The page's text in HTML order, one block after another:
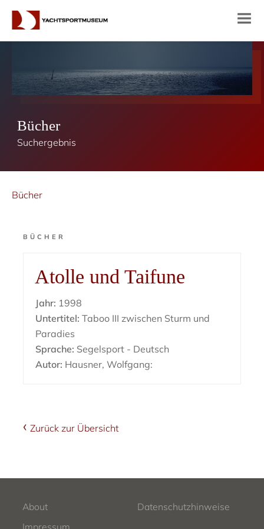
Bücher
Suchergebnis
Bücher
BÜCHER
Atolle und Taifune
Jahr: 1998
Untertitel: Taboo III zwischen Sturm und
Paradies
Sprache: Segelsport - Deutsch
Autor: Hausner, Wolfgang:
Zurück zur Übersicht
About
Datenschutzhinweise